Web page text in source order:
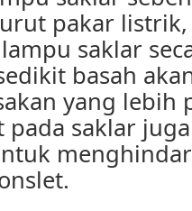
pakar
saklar
basah
yang lebih
pada saklar